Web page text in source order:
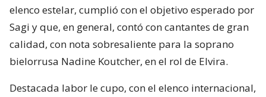
elenco estelar, cumplió con el objetivo esperado por
Sagi y que, en general, contó con cantantes de gran
calidad, con nota sobresaliente para la soprano
bielorrusa Nadine Koutcher, en el rol de Elvira.
Destacada labor le cupo, con el elenco internacional,